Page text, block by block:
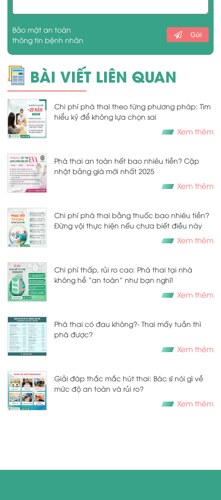
Bảo mật an toàn
thông tin bệnh nhân
Gửi
BÀI VIẾT LIÊN QUAN
Chi phí phá thai theo từng phương pháp: Tìm
hiểu kỹ để không lựa chọn sai
Xem thêm
Phá thai an toàn hết bao nhiêu tiền? Cập
nhật bảng giá mới nhất 2025
Xem thêm
Chi phí phá thai bằng thuốc bao nhiêu tiền?
Đừng vội thực hiện nếu chưa biết điều này
Xem thêm
Chi phí thấp, rủi ro cao: Phá thai tại nhà
không hề “an toàn” như bạn nghĩ!
Xem thêm
​​​​​​​Phá thai có đau không?- Thai mấy tuần thì
phá được?
Xem thêm
Giải đáp thắc mắc hút thai: Bác sĩ nói gì về
mức độ an toàn và rủi ro?
Xem thêm